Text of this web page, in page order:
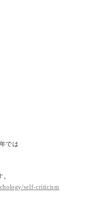
では
self-criticism